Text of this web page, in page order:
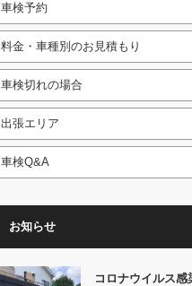
車検予約
料金・車種別のお見積もり
車検切れの場合
出張エリア
車検Q&A
お知らせ
コロナウイルス感